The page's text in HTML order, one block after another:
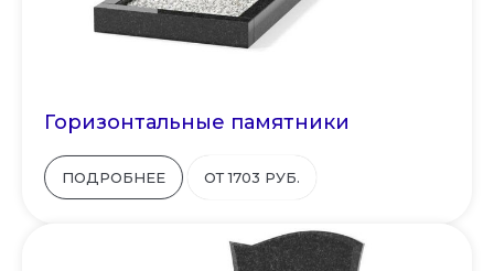
Горизонтальные памятники
ПОДРОБНЕЕ ОТ 1703 РУБ.